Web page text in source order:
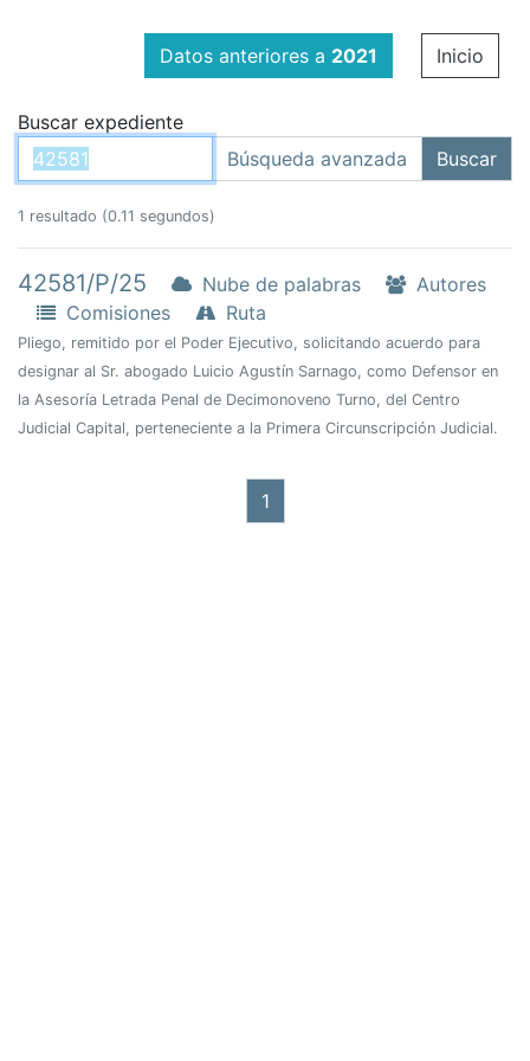
Datos anteriores a 2021 Inicio
Buscar expediente
1 resultado (0.11 segundos)
42581/P/25 Nube de palabras
Autores
Comisiones
Ruta
Pliego, remitido por el Poder Ejecutivo, solicitando acuerdo para
designar al Sr. abogado Luicio Agustín Sarnago, como Defensor en
la Asesoría Letrada Penal de Decimonoveno Turno, del Centro
Judicial Capital, perteneciente a la Primera Circunscripción Judicial.
1